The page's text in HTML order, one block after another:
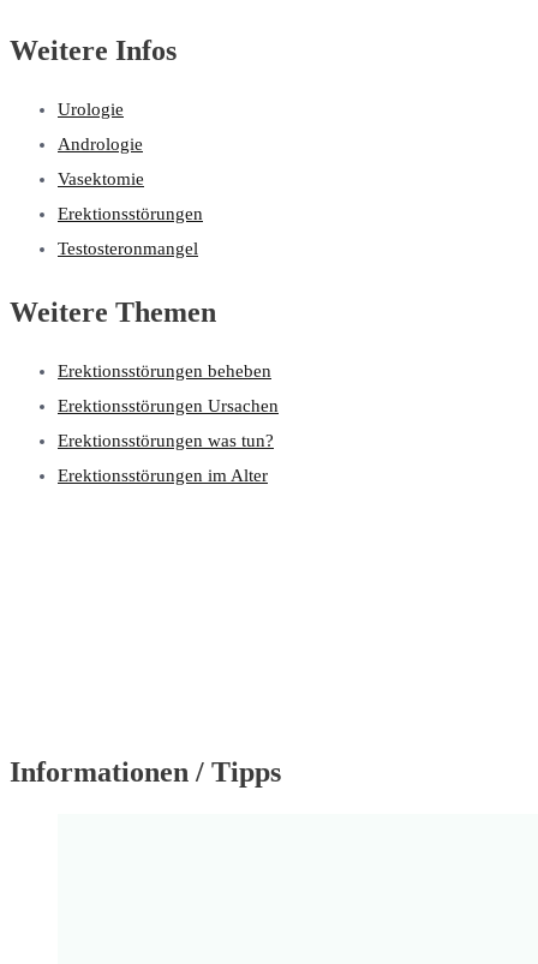
Weitere Infos
Urologie
Andrologie
Vasektomie
Erektionsstörungen
Testosteronmangel
Weitere Themen
Erektionsstörungen beheben
Erektionsstörungen Ursachen
Erektionsstörungen was tun?
Erektionsstörungen im Alter
Informationen / Tipps